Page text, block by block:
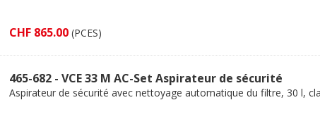
CHF 865.00 (PCES)
465-682 - VCE 33 M AC-Set Aspirateur de sécurité
Aspirateur de sécurité avec nettoyage automatique du filtre, 30 l,